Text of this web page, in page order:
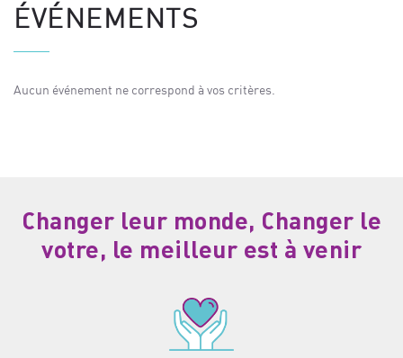
ÉVÉNEMENTS
Aucun événement ne correspond à vos critères.
Changer leur monde, Changer le
votre, le meilleur est à venir